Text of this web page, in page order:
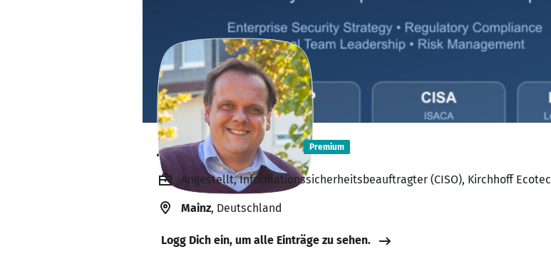
Johannes Zöller Premium
Angestellt, Informationssicherheitsbeauftragter (CISO), Kirchhoff Ecotec
Mainz, Deutschland
Logg Dich ein, um alle Einträge zu sehen.